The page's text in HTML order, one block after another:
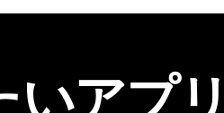
いアプ